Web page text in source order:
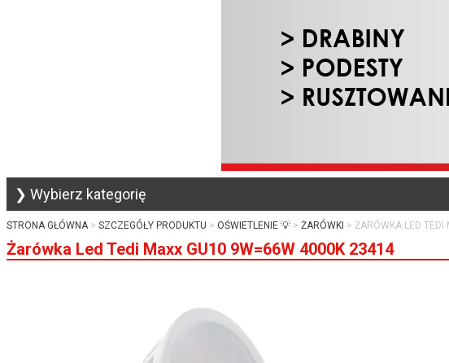
❯ Wybierz kategorię
STRONA GŁÓWNA SZCZEGÓŁY PRODUKTU OŚWIETLENIE 💡 ŻARÓWKI ŻARÓWKA LED
Żarówka Led Tedi Maxx GU10 9W=66W 4000K 23414